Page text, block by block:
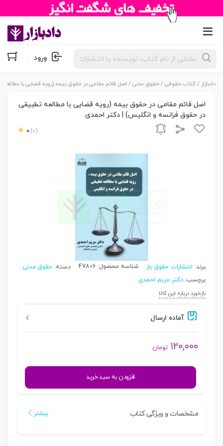
جستجوی
محصولات ورود
دادبازار /کتاب حقوقی /حقوق مدنی / اصل قائم مقامی در حقوق بیمه (رویه قضایی با
اصل قائم مقامی در حقوق بیمه (رویه قضایی با مطالعه تطبیقی
در حقوق فرانسه و انگلیس) | دکتر احمدی
0 (0)
برند: انتشارات حقوق یار شناسه محصول:47806 دسته: حقوق مدنی
برچسب: دکتر مریم احمدی
بازخورد درباره این کالا
آماده ارسال
۱۲۰,۰۰۰ تومان
اصل
قائم
در
افزودن به سبد خرید
مشخصات و ویژگی کتاب بیشتر